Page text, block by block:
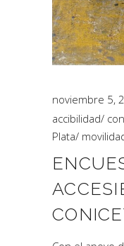
noviembre 5,
accibilidad/
Plata/